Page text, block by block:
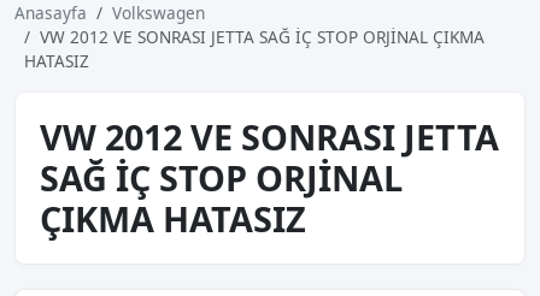
Anasayfa
Volkswagen
VW 2012 VE SONRASI JETTA SAĞ İÇ STOP ORJİNAL ÇIKMA
HATASIZ
VW 2012 VE SONRASI JETTA
SAĞ İÇ STOP ORJİNAL
ÇIKMA HATASIZ